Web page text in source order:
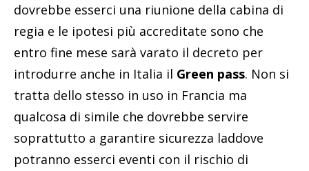
dovrebbe esserci una riunione della cabina di
regia e le ipotesi più accreditate sono che
entro fine mese sarà varato il decreto per
introdurre anche in Italia il Green pass. Non si
tratta dello stesso in uso in Francia ma
qualcosa di simile che dovrebbe servire
soprattutto a garantire sicurezza laddove
potranno esserci eventi con il rischio di